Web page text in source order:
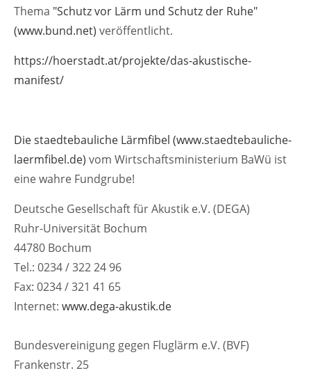
Anmelden
Register | Lost your password?
Lorem ipsum dolor sit amet:
24h/ 365days
We offer support for our customers
Kontakt
Ingenieurbüro Wittstock
Sulzburger Str. 1
Thema "Schutz vor Lärm und Schutz der Ruhe"
(www.bund.net) veröffentlicht.
https://hoerstadt.at/projekte/das-akustische-
manifest/
Die staedtebauliche Lärmfibel (www.staedtebauliche-
laermfibel.de) vom Wirtschaftsministerium BaWü ist
eine wahre Fundgrube!
Deutsche Gesellschaft für Akustik e.V. (DEGA)
Ruhr-Universität Bochum
44780 Bochum
Tel.: 0234 / 322 24 96
Fax: 0234 / 321 41 65
Internet: www.dega-akustik.de
Bundesvereinigung gegen Fluglärm e.V. (BVF)
Frankenstr. 25